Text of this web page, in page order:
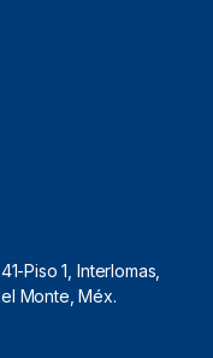
Piso 1, Interlomas,
Monte, Méx.